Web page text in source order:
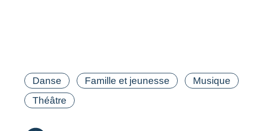
Catégorie(s)
Danse Famille et jeunesse
Musique
Théâtre